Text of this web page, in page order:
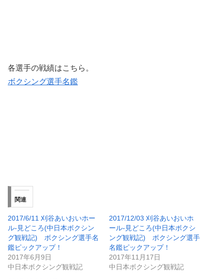
各選手の戦績はこちら。
ボクシング選手名鑑
関連
2017/6/11 刈谷あいおいホー
ル-見どころ(中日本ボクシン
グ観戦記) ボクシング選手名
鑑ピックアップ！
2017年6月9日
中日本ボクシング観戦記
2017/12/03 刈谷あいおいホ
ール-見どころ(中日本ボクシ
ング観戦記) ボクシング選手
名鑑ピックアップ！
2017年11月17日
中日本ボクシング観戦記